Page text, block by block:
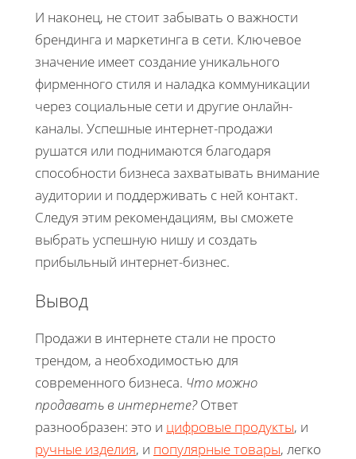
И наконец, не стоит забывать о важности
брендинга и маркетинга в сети. Ключевое
значение имеет создание уникального
фирменного стиля и наладка коммуникации
через социальные сети и другие онлайн-
каналы. Успешные интернет-продажи
рушатся или поднимаются благодаря
способности бизнеса захватывать внимание
аудитории и поддерживать с ней контакт.
Следуя этим рекомендациям, вы сможете
выбрать успешную нишу и создать
прибыльный интернет-бизнес.
Вывод
Продажи в интернете стали не просто
трендом, а необходимостью для
современного бизнеса. Что можно
продавать в интернете?Ответ
разнообразен: это и цифровые продукты, и
ручные изделия, и популярные товары, легко